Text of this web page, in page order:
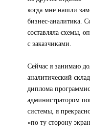
когда мне нашли
бизнес-аналитика.
составляла схемы,
с заказчиками.
Сейчас я занимаю
аналитический
диплома
администратором
системы, я
«по ту сторону